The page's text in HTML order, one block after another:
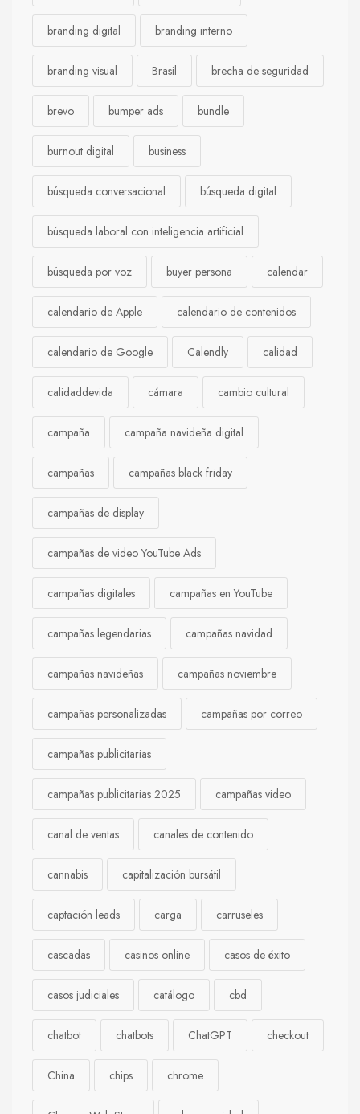
branding digital branding interno
branding visual Brasil brecha de seguridad
brevo bumper ads bundle
burnout digital business
búsqueda conversacional búsqueda digital
búsqueda laboral con inteligencia artificial
búsqueda por voz buyer persona calendar
calendario de Apple calendario de contenidos
calendario de Google Calendly calidad
calidaddevida cámara cambio cultural
campaña campaña navideña digital
campañas campañas black friday
campañas de display
campañas de video YouTube Ads
campañas digitales campañas en YouTube
campañas legendarias campañas navidad
campañas navideñas campañas noviembre
campañas personalizadas campañas por correo
campañas publicitarias
campañas publicitarias 2025 campañas video
canal de ventas canales de contenido
cannabis capitalización bursátil
captación leads carga carruseles
cascadas casinos online casos de éxito
casos judiciales catálogo cbd
chatbot chatbots ChatGPT checkout
China chips chrome